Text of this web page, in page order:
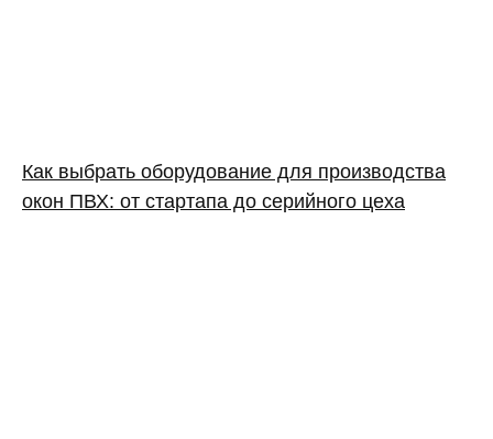
Как выбрать оборудование для производства
окон ПВХ: от стартапа до серийного цеха